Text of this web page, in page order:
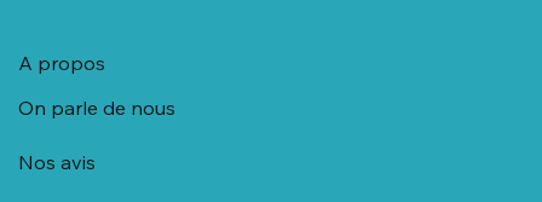
A propos
On parle de nous
Nos avis